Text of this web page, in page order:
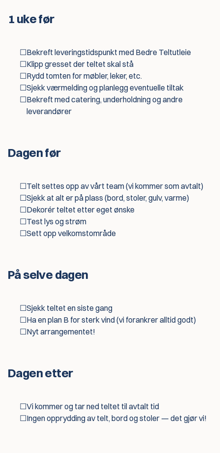
1 uke før
☐Bekreft leveringstidspunkt med Bedre Teltutleie
☐Klipp gresset der teltet skal stå
☐Rydd tomten for møbler, leker, etc.
☐Sjekk værmelding og planlegg eventuelle tiltak
☐Bekreft med catering, underholdning og andre
leverandører
Dagen før
☐Telt settes opp av vårt team (vi kommer som avtalt)
☐Sjekk at alt er på plass (bord, stoler, gulv, varme)
☐Dekorér teltet etter eget ønske
☐Test lys og strøm
☐Sett opp velkomstområde
På selve dagen
☐Sjekk teltet en siste gang
☐Ha en plan B for sterk vind (vi forankrer alltid godt)
☐Nyt arrangementet!
Dagen etter
☐Vi kommer og tar ned teltet til avtalt tid
☐Ingen opprydding av telt, bord og stoler — det gjør vi!